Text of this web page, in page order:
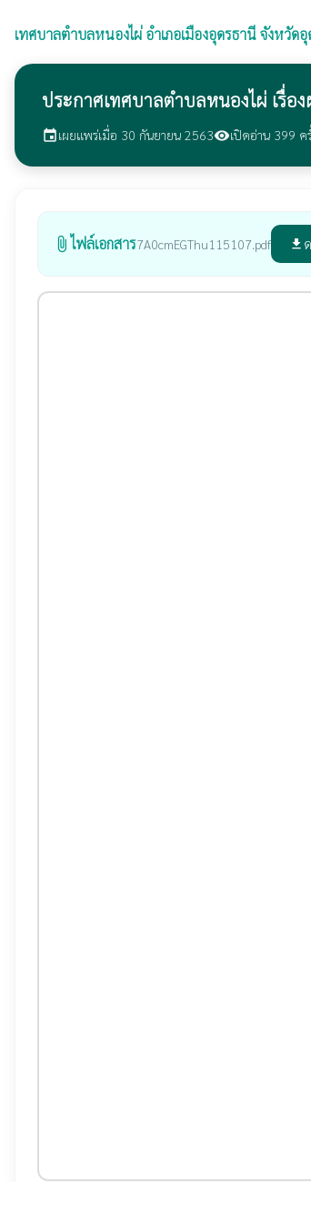
เทศบาลตำบลหนองไผ่อำเภอเมืองอุดรธานี จังหวัด
ประกาศเทศบาลตำบลหนองไผ่ เรื่อ
eventเผยแพร่เมื่อ 30 กันยายน 2563visibilityเปิดอ่าน 399 ค
attach_file ไฟล์เอกสาร7A0cmEGThu115107.pdf file_download